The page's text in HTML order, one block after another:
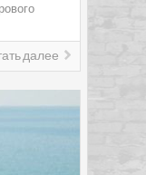
далее